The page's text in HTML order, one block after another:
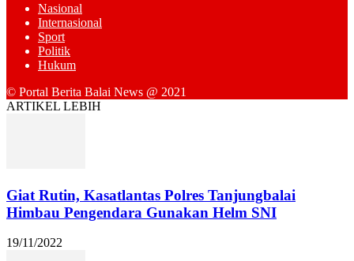
Nasional
Internasional
Sport
Politik
Hukum
© Portal Berita Balai News @ 2021
ARTIKEL LEBIH
Giat Rutin, Kasatlantas Polres Tanjungbalai
Himbau Pengendara Gunakan Helm SNI
19/11/2022